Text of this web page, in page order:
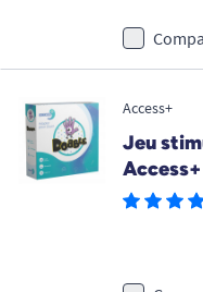
Access+
Jeu
Access+